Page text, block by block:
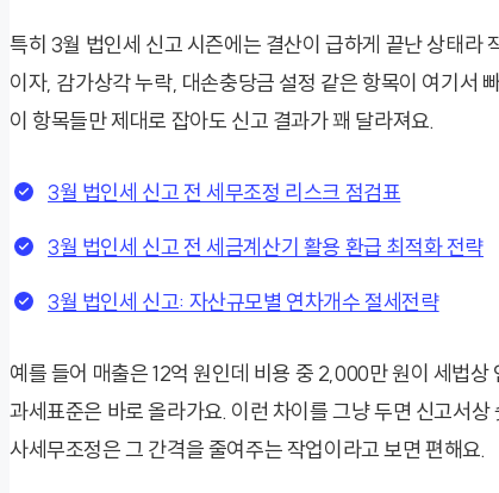
특히 3월 법인세 신고 시즌에는 결산이 급하게 끝난 상태라
이자, 감가상각 누락, 대손충당금 설정 같은 항목이 여기서
이 항목들만 제대로 잡아도 신고 결과가 꽤 달라져요.
3월 법인세 신고 전 세무조정 리스크 점검표
3월 법인세 신고 전 세금계산기 활용 환급 최적화 전략
3월 법인세 신고: 자산규모별 연차개수 절세전략
예를 들어 매출은 12억 원인데 비용 중 2,000만 원이 세법
과세표준은 바로 올라가요. 이런 차이를 그냥 두면 신고서
사세무조정은 그 간격을 줄여주는 작업이라고 보면 편해요.